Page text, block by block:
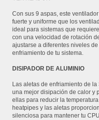
Con sus 9 aspas, este
fuerte y uniforme que los
ideal para sistemas que
con una velocidad de rotación
ajustarse a diferentes niveles
enfriamiento de tu sistema.
DISIPADOR DE ALUMINIO
Las aletas de enfriamiento de
una mejor disipación de calor y
ellas para reducir la
heatpipes y las aletas
silenciosa para mantener tu